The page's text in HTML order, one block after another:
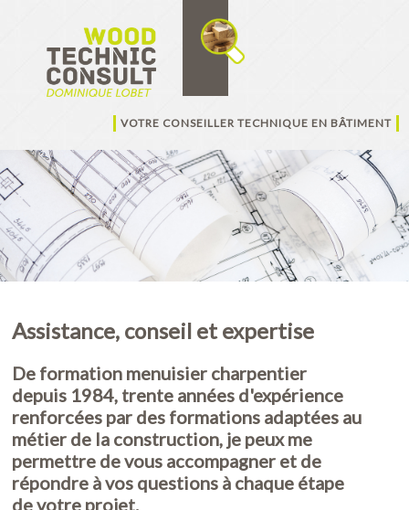
VOTRE CONSEILLER TECHNIQUE EN BÂTIMENT
Assistance, conseil et expertise
De formation menuisier charpentier
depuis 1984, trente années d'expérience
renforcées par des formations adaptées au
métier de la construction, je peux me
permettre de vous accompagner et de
répondre à vos questions à chaque étape
de votre projet.